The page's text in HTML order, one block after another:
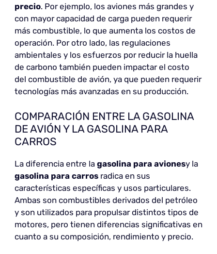
precio. Por ejemplo, los aviones más grandes y
con mayor capacidad de carga pueden requerir
más combustible, lo que aumenta los costos de
operación. Por otro lado, las regulaciones
ambientales y los esfuerzos por reducir la huella
de carbono también pueden impactar el costo
del combustible de avión, ya que pueden requerir
tecnologías más avanzadas en su producción.
COMPARACIÓN ENTRE LA GASOLINA
DE AVIÓN Y LA GASOLINA PARA
CARROS
La diferencia entre la gasolina para avionesy la
gasolina para carros radica en sus
características específicas y usos particulares.
Ambas son combustibles derivados del petróleo
y son utilizados para propulsar distintos tipos de
motores, pero tienen diferencias significativas en
cuanto a su composición, rendimiento y precio.